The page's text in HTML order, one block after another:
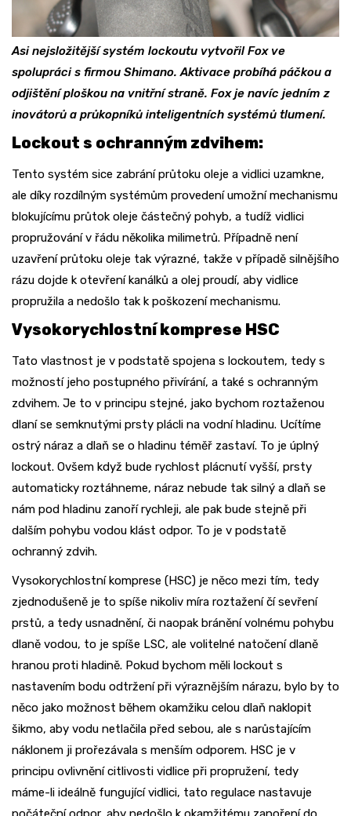
Asi nejsložitější systém lockoutu vytvořil Fox ve
spolupráci s firmou Shimano. Aktivace probíhá páčkou a
odjištění ploškou na vnitřní straně. Fox je navíc jedním z
inovátorů a průkopníků inteligentních systémů tlumení.
Lockout s ochranným zdvihem:
Tento systém sice zabrání průtoku oleje a vidlici uzamkne,
ale díky rozdílným systémům provedení umožní mechanismu
blokujícímu průtok oleje částečný pohyb, a tudíž vidlici
propružování v řádu několika milimetrů. Případně není
uzavření průtoku oleje tak výrazné, takže v případě silnějšího
rázu dojde k otevření kanálků a olej proudí, aby vidlice
propružila a nedošlo tak k poškození mechanismu.
Vysokorychlostní komprese HSC
Tato vlastnost je v podstatě spojena s lockoutem, tedy s
možností jeho postupného přivírání, a také s ochranným
zdvihem. Je to v principu stejné, jako bychom roztaženou
dlaní se semknutými prsty plácli na vodní hladinu. Ucítíme
ostrý náraz a dlaň se o hladinu téměř zastaví. To je úplný
lockout. Ovšem když bude rychlost plácnutí vyšší, prsty
automaticky roztáhneme, náraz nebude tak silný a dlaň se
nám pod hladinu zanoří rychleji, ale pak bude stejně při
dalším pohybu vodou klást odpor. To je v podstatě
ochranný zdvih.
Vysokorychlostní komprese (HSC) je něco mezi tím, tedy
zjednodušeně je to spíše nikoliv míra roztažení čí sevření
prstů, a tedy usnadnění, či naopak bránění volnému pohybu
dlaně vodou, to je spíše LSC, ale volitelné natočení dlaně
hranou proti hladině. Pokud bychom měli lockout s
nastavením bodu odtržení při výraznějším nárazu, bylo by to
něco jako možnost během okamžiku celou dlaň naklopit
šikmo, aby vodu netlačila před sebou, ale s narůstajícím
náklonem ji prořezávala s menším odporem. HSC je v
principu ovlivnění citlivosti vidlice při propružení, tedy
máme-li ideálně fungující vidlici, tato regulace nastavuje